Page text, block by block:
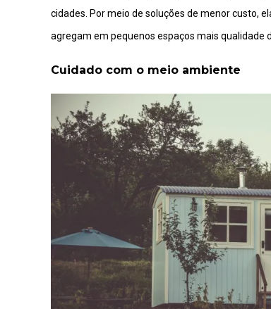
cidades. Por meio de soluções de menor custo,
agregam em pequenos espaços mais qualidade
Cuidado com o meio ambiente